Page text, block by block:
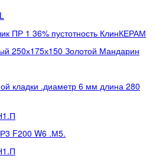
ПР 1 36% пустотность КлинКЕРАМ
250х175х150 Золотой Мандарин
кладки .диаметр 6 мм длина 280
F200 W6 .М5.